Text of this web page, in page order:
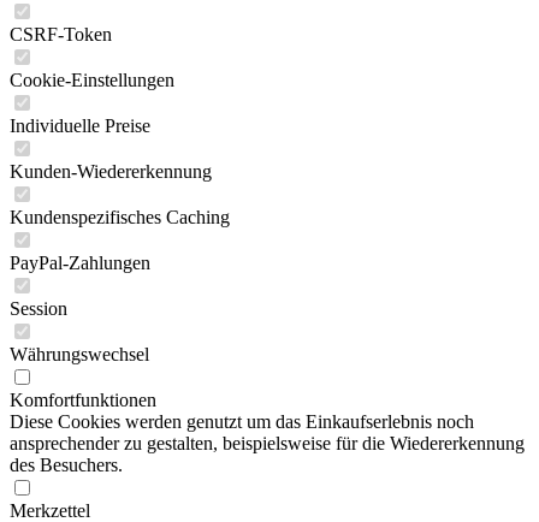
CSRF-Token
Cookie-Einstellungen
Individuelle Preise
Kunden-Wiedererkennung
Kundenspezifisches Caching
PayPal-Zahlungen
Session
Währungswechsel
Komfortfunktionen
Diese Cookies werden genutzt um das Einkaufserlebnis noch
ansprechender zu gestalten, beispielsweise für die Wiedererkennung
des Besuchers.
Merkzettel